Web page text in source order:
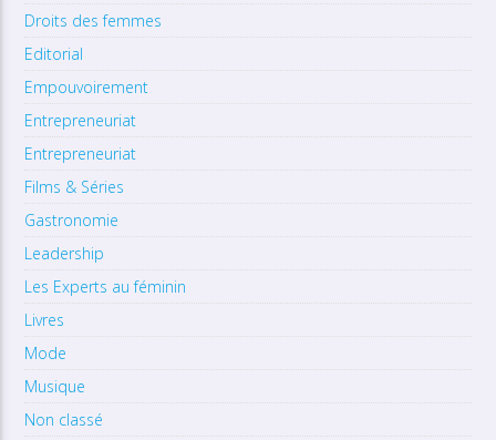
Droits des femmes
Editorial
Empouvoirement
Entrepreneuriat
Entrepreneuriat
Films & Séries
Gastronomie
Leadership
Les Experts au féminin
Livres
Mode
Musique
Non classé